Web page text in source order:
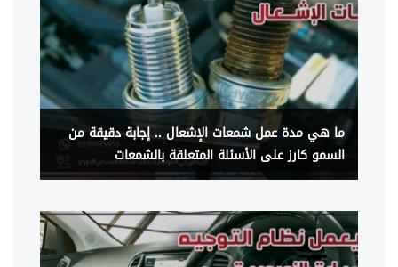
ما هي مدة عمل شمعات الإشعال .. إجابة دقيقة من
السمو كارز على الأسئلة المتعلقة بالشمعات